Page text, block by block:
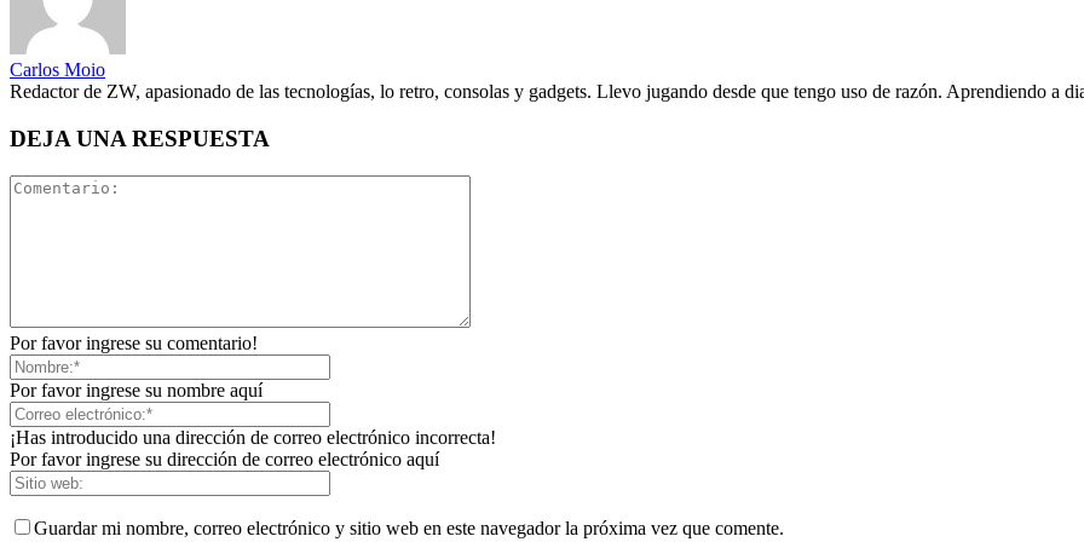
Carlos Moio
Redactor de ZW, apasionado de las tecnologías, lo retro, consolas y gadgets. Llevo jugando desde que tengo uso de razón. Aprendiendo a
DEJA UNA RESPUESTA
Por favor ingrese su comentario!
Por favor ingrese su nombre aquí
¡Has introducido una dirección de correo electrónico incorrecta!
Por favor ingrese su dirección de correo electrónico aquí
Guardar mi nombre, correo electrónico y sitio web en este navegador la próxima vez que comente.